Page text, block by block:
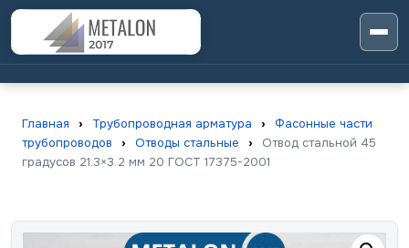
Главная › Трубопроводная арматура ›
Фасонные части
трубопроводов
› Отводы стальные ›
Отвод стальной 45
градусов 21.3×3.2 мм 20 ГОСТ 17375-2001